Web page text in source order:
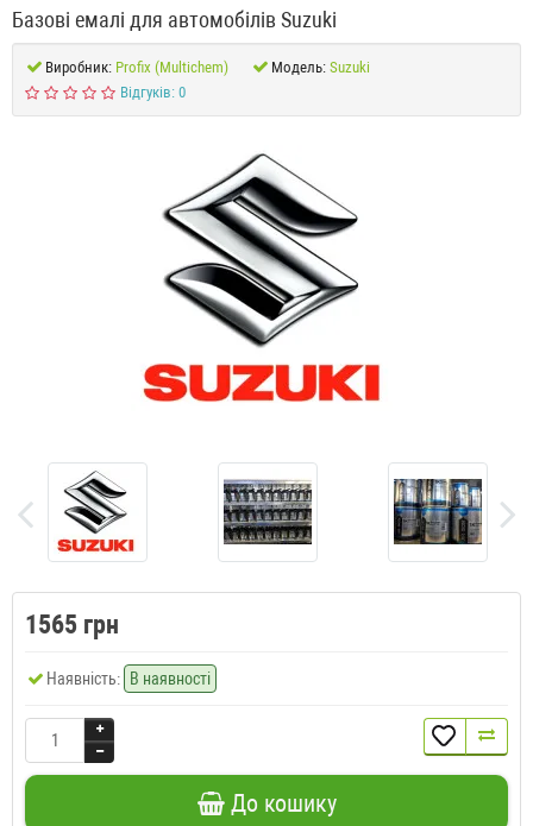
Базові емалі для автомобілів Suzuki
Виробник: Profix (Multichem) Модель: Suzuki
Відгуків: 0
1565 грн
Наявність: В наявності
До кошику